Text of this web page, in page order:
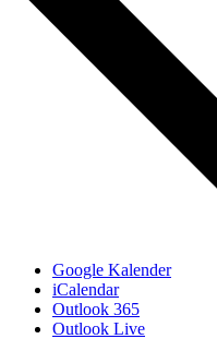
Google Kalender
iCalendar
Outlook 365
Outlook Live